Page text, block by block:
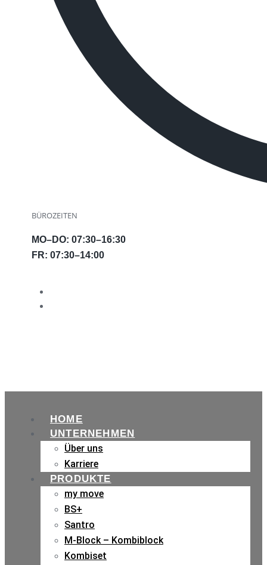
BÜROZEITEN
MO–DO: 07:30–16:30
FR: 07:30–14:00
HOME
UNTERNEHMEN
Über uns
Karriere
PRODUKTE
my move
BS+
Santro
M-Block – Kombiblock
Kombiset